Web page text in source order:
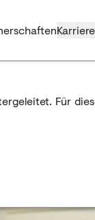
Karriere
Für